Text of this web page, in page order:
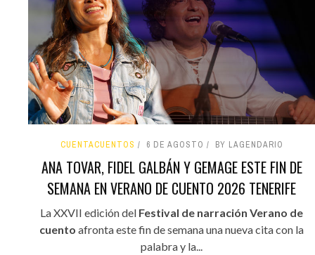
CUENTACUENTOS 6 DE AGOSTO BY LAGENDARIO
ANA TOVAR, FIDEL GALBÁN Y GEMAGE ESTE FIN DE
SEMANA EN VERANO DE CUENTO 2026 TENERIFE
La XXVII edición del Festival de narración Verano de
cuento afronta este fin de semana una nueva cita con la
palabra y la...